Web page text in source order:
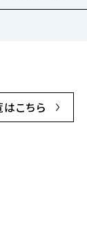
こちら